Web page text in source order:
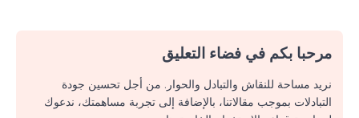
مرحبا بكم في فضاء التعليق
نريد مساحة للنقاش والتبادل والحوار. من أجل تحسين جودة
التبادلات بموجب مقالاتنا، بالإضافة إلى تجربة مساهمتك، ندعوك